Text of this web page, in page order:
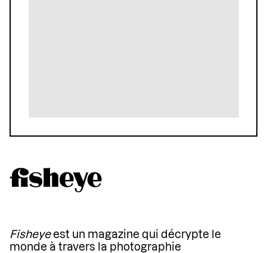
Fisheyeest un magazine qui décrypte le
monde à travers la photographie